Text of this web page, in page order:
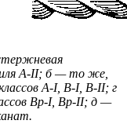
А-II; б — то же,
А-I, В-I, В-II; г
Вр-I, Вр-II; д —